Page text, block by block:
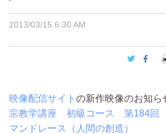
2013/03/15 6:30 AM
映像配信サイト の新作映像のお知ら
宗教学講座 初級コース 第184回
マンドレース（人間の創造）